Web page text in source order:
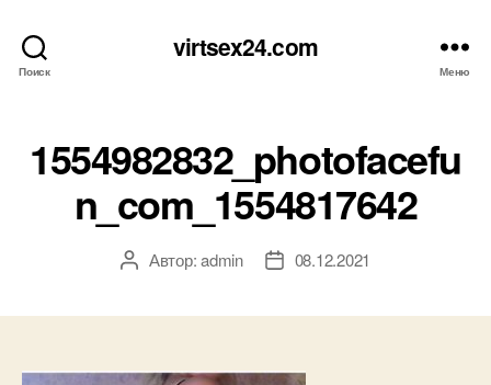
Поиск
virtsex24.com
Меню
1554982832_photofacefu
n_com_1554817642
АвторАвтор:admin
Дата08.12.2021